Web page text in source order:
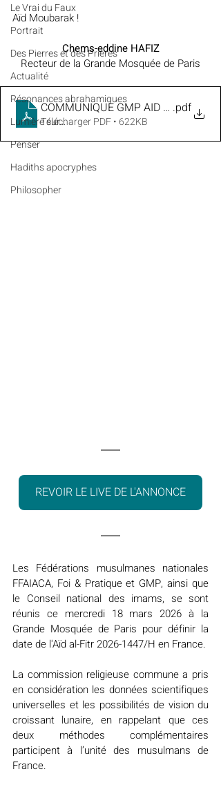
Le Vrai du Faux
Portrait
Des Pierres et des Prières
Actualité
Résonances abrahamiques
Lumière sur...
Penser
Hadiths apocryphes
Philosopher
Aïd Moubarak !
Chems-eddine HAFIZ
Recteur de la Grande Mosquée de Paris
COMMUNIQUE GMP AID AL-FITR
.pdf
Télécharger PDF • 622KB
REVOIR LE LIVE DE L'ANNONCE
Les Fédérations musulmanes nationales
FFAIACA, Foi & Pratique et GMP, ainsi que
le Conseil national des imams, se sont
réunis ce mercredi 18 mars 2026 à la
Grande Mosquée de Paris pour définir la
date de l'Aïd al-Fitr 2026-1447/H en France.
La commission religieuse commune a pris
en considération les données scientifiques
universelles et les possibilités de vision du
croissant lunaire, en rappelant que ces
deux méthodes complémentaires
participent à l’unité des musulmans de
France.